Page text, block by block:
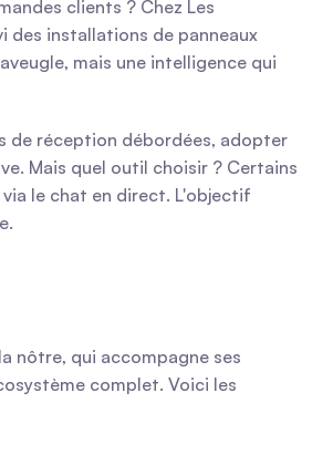
clients ? Chez Les
des installations de panneaux
mais une intelligence qui
de réception débordées, adopter
Mais quel outil choisir ? Certains
le chat en direct. L'objectif
nôtre, qui accompagne ses
complet. Voici les